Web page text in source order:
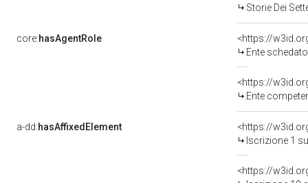
Storie Dei
core:hasAgentRole
<https://
Ente
<https://
Ente competente per
a-dd:hasAffixedElement
<https://
Iscrizione 1
<https://